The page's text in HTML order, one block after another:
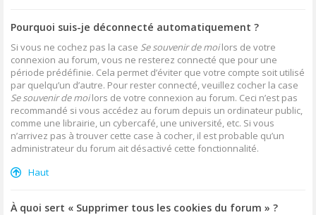
Pourquoi suis-je déconnecté automatiquement ?
Si vous ne cochez pas la case Se souvenir de moilors de votre
connexion au forum, vous ne resterez connecté que pour une
période prédéfinie. Cela permet d’éviter que votre compte soit utilisé
par quelqu’un d’autre. Pour rester connecté, veuillez cocher la case
Se souvenir de moilors de votre connexion au forum. Ceci n’est pas
recommandé si vous accédez au forum depuis un ordinateur public,
comme une librairie, un cybercafé, une université, etc. Si vous
n’arrivez pas à trouver cette case à cocher, il est probable qu’un
administrateur du forum ait désactivé cette fonctionnalité.
Haut
À quoi sert « Supprimer tous les cookies du forum » ?